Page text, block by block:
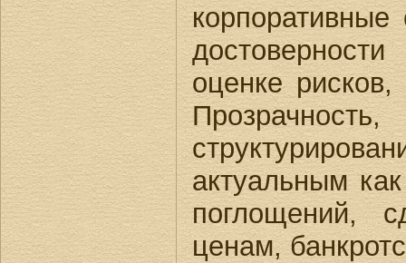
оценке рисков,
актуальным
поглощений,
ценам,